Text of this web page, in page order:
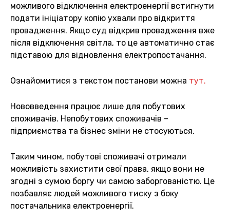
можливого відключення електроенергії встигнути
подати ініціатору копію ухвали про відкриття
провадження. Якщо суд відкрив провадження вже
після відключення світла, то це автоматично стає
підставою для відновлення електропостачання.
Ознайомитися з текстом постанови можна тут.
Нововведення працює лише для побутових
споживачів. Непобутових споживачів –
підприємства та бізнес зміни не стосуються.
Таким чином, побутові споживачі отримали
можливість захистити свої права, якщо вони не
згодні з сумою боргу чи самою заборгованістю. Це
позбавляє людей можливого тиску з боку
постачальника електроенергії.